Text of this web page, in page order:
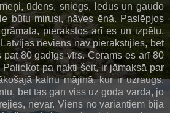
ūdens, sniegs, ledus un gaudo
būtu mirusi, nāves ēnā. Paslēpjos
pierakstos arī es un izpētu,
neviens nav pierakstījies, bet
80 gadīgs vīrs. Cerams es arī 80
pa nakti šeit, ir jāmaksā par
kalnu mājiņā, kur ir uzraugs,
bet tas gan viss uz goda vārda, jo
nevar. Viens no variantiem bija